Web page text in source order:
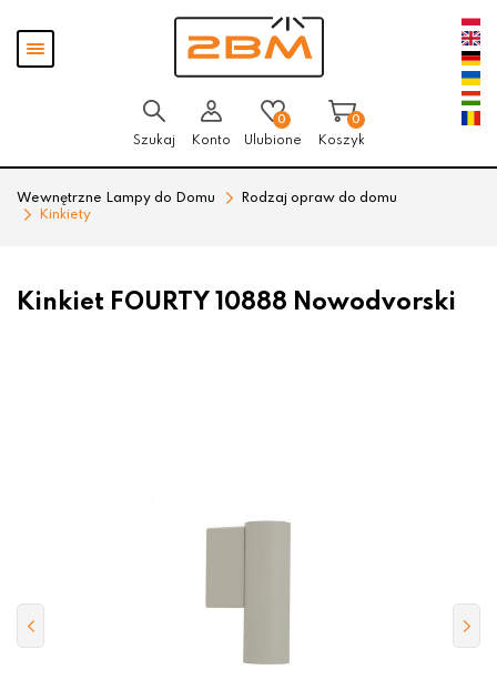
Pokaż
menu
Szukaj Konto
0
Ulubione
0
Koszyk
Wewnętrzne Lampy do Domu
Rodzaj opraw do domu
Kinkiety
Kinkiet FOURTY 10888 Nowodvorski